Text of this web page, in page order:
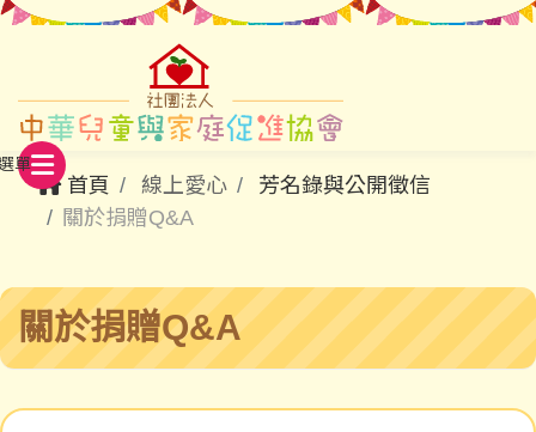
首頁 線上愛心
芳名錄與公開徵信
關於捐贈Q&A
關於捐贈Q&A